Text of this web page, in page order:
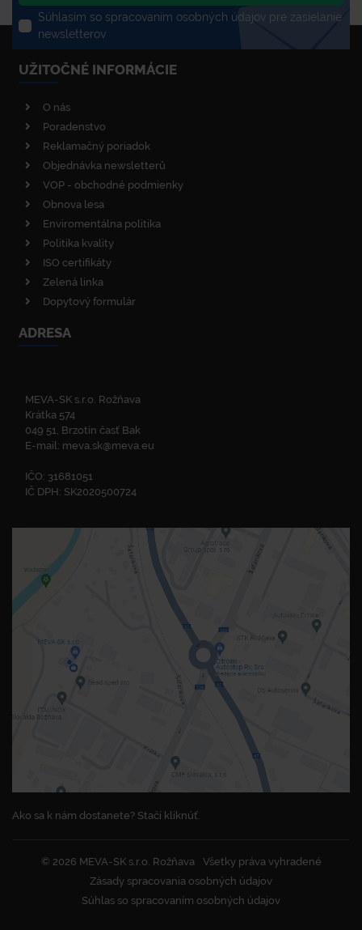
Súhlasím so spracovaním osobných údajov pre zasielanie
newsletterov
UŽITOČNÉ INFORMÁCIE
O nás
Poradenstvo
Reklamačný poriadok
Objednávka newsletterů
VOP - obchodné podmienky
Obnova lesa
Enviromentálna politika
Politika kvality
ISO certifikáty
Zelená linka
Dopytový formulár
ADRESA
MEVA-SK s.r.o. Rožňava
Krátka 574
049 51, Brzotín časť Bak
E-mail: meva.sk@meva.eu
IČO: 31681051
IČ DPH: SK2020500724
Ako sa k nám dostanete? Stačí kliknúť.
© 2026 MEVA-SK s.r.o. Rožňava
Všetky práva vyhradené
Zásady spracovania osobných údajov
Súhlas so spracovaním osobných údajov